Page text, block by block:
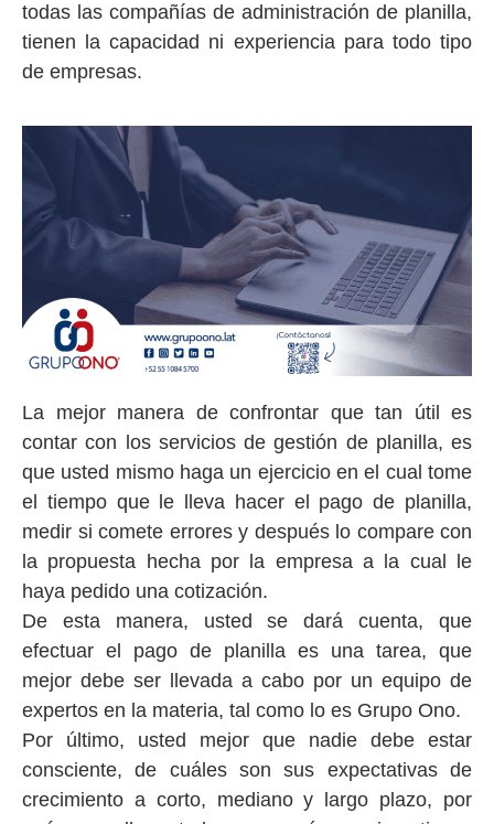
todas las compañías de administración de planilla,
tienen la capacidad ni experiencia para todo tipo
de empresas.
La mejor manera de confrontar que tan útil es
contar con los servicios de gestión de planilla, es
que usted mismo haga un ejercicio en el cual tome
el tiempo que le lleva hacer el pago de planilla,
medir si comete errores y después lo compare con
la propuesta hecha por la empresa a la cual le
haya pedido una cotización.
De esta manera, usted se dará cuenta, que
efectuar el pago de planilla es una tarea, que
mejor debe ser llevada a cabo por un equipo de
expertos en la materia, tal como lo es Grupo Ono.
Por último, usted mejor que nadie debe estar
consciente, de cuáles son sus expectativas de
crecimiento a corto, mediano y largo plazo, por